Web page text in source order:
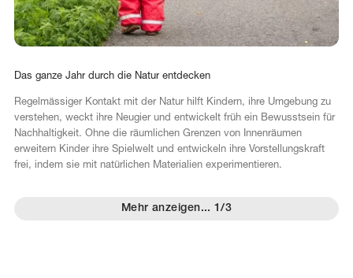
Das ganze Jahr durch die Natur entdecken
Regelmässiger Kontakt mit der Natur hilft Kindern, ihre Umgebung zu
verstehen, weckt ihre Neugier und entwickelt früh ein Bewusstsein für
Nachhaltigkeit. Ohne die räumlichen Grenzen von Innenräumen
erweitern Kinder ihre Spielwelt und entwickeln ihre Vorstellungskraft
frei, indem sie mit natürlichen Materialien experimentieren.
Mehr anzeigen... 1/3